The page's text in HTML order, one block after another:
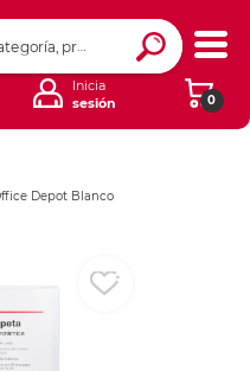
0
Inicia
sesión
Depot Blanco
Ingresar Codigo